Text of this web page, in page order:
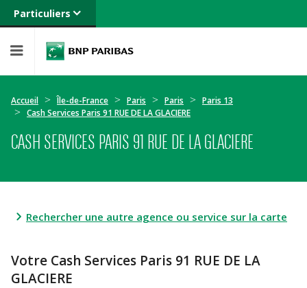
Particuliers
Banque privée
Entreprises
Accueil Île-de-France Paris Paris
Paris 13
Cash Services Paris 91 RUE DE LA GLACIERE
CASH SERVICES PARIS 91 RUE DE LA GLACIERE
Rechercher une autre agence ou service sur la carte
Votre Cash Services Paris 91 RUE DE LA
GLACIERE